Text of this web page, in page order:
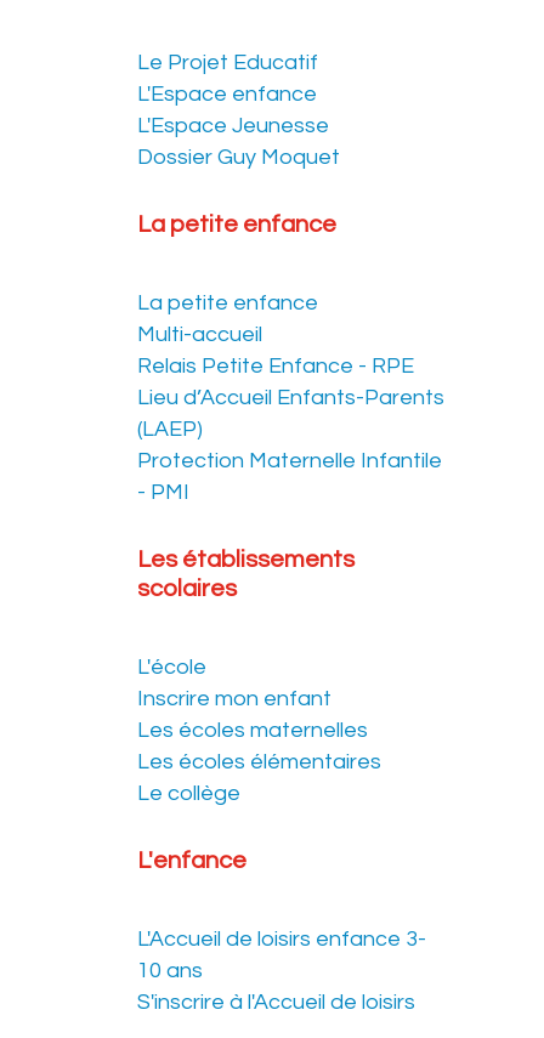
Le Projet Educatif
L'Espace enfance
L'Espace Jeunesse
Dossier Guy Moquet
La petite enfance
La petite enfance
Multi-accueil
Relais Petite Enfance - RPE
Lieu d’Accueil Enfants-Parents
(LAEP)
Protection Maternelle Infantile
- PMI
Les établissements
scolaires
L'école
Inscrire mon enfant
Les écoles maternelles
Les écoles élémentaires
Le collège
L'enfance
L'Accueil de loisirs enfance 3-
10 ans
S'inscrire à l'Accueil de loisirs